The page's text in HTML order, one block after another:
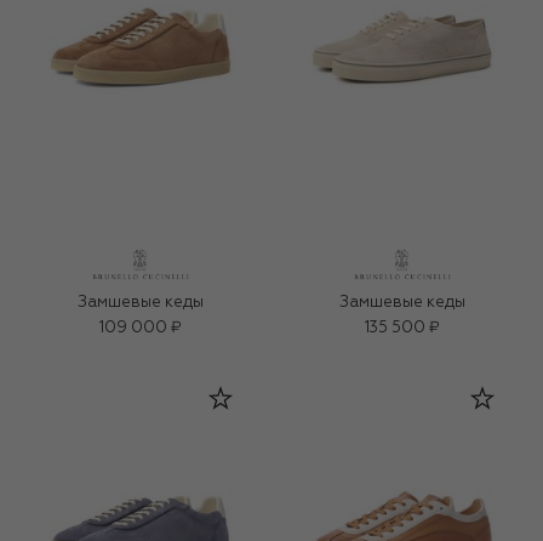
Замшевые кеды
109 000 ₽
Замшевые кеды
135 500 ₽